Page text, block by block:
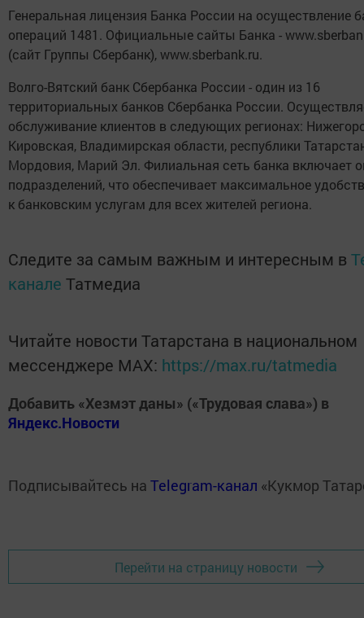
Генеральная лицензия Банка России на осуществление
операций 1481. Официальные сайты Банка -
(сайт Группы Сбербанк), www.sberbank.ru.
Волго-Вятский банк Сбербанка России - один из 16
территориальных банков Сбербанка России.
обслуживание клиентов в следующих регионах:
Кировская, Владимирская области, республики
Мордовия, Марий Эл. Филиальная сеть банка включает
подразделений, что обеспечивает максимальное
к банковским услугам для всех жителей региона.
Следите за самым важным и интересным в
канале Татмедиа
Читайте новости Татарстана в национальном
мессенджере MАХ: https://max.ru/tatmedia
Добавить «Хезмэт даны» («Трудовая слава») в
Яндекс.Новости
Подписывайтесь на Telegram-канал «Кукмор
Перейти на страницу новости